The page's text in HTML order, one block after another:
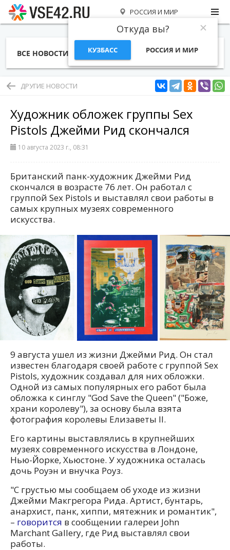
РОССИЯ И МИР
Откуда вы?
КУЗБАСС РОССИЯ И МИР
ВСЕ НОВОСТИ СТАТЬИ ТЕМЫ ФОТО
ДРУГИЕ НОВОСТИ
Художник обложек группы Sex
Pistols Джейми Рид скончался
10 августа 2023 г., 08:31
Британский панк-художник Джейми Рид
скончался в возрасте 76 лет. Он работал с
группой Sex Pistols и выставлял свои работы в
самых крупных музеях современного
искусства.
9 августа ушел из жизни Джейми Рид. Он стал
известен благодаря своей работе с группой Sex
Pistols, художник создавал для них обложки.
Одной из самых популярных его работ была
обложка к синглу "God Save the Queen" ("Боже,
храни королеву"), за основу была взята
фотография королевы Елизаветы II.
Его картины выставлялись в крупнейших
музеях современного искусства в Лондоне,
Нью-Йорке, Хьюстоне. У художника осталась
дочь Роуэн и внучка Роуз.
"С грустью мы сообщаем об уходе из жизни
Джейми Макгрегора Рида. Артист, бунтарь,
анархист, панк, хиппи, мятежник и романтик",
– говорится в сообщении галереи John
Marchant Gallery, где Рид выставлял свои
работы.